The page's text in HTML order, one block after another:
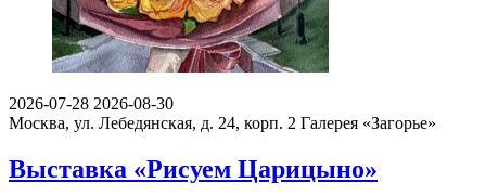
2026-07-28 2026-08-30
Москва, ул. Лебедянская, д. 24, корп. 2 Галерея «Загорье»
Выставка «Рисуем Царицыно»